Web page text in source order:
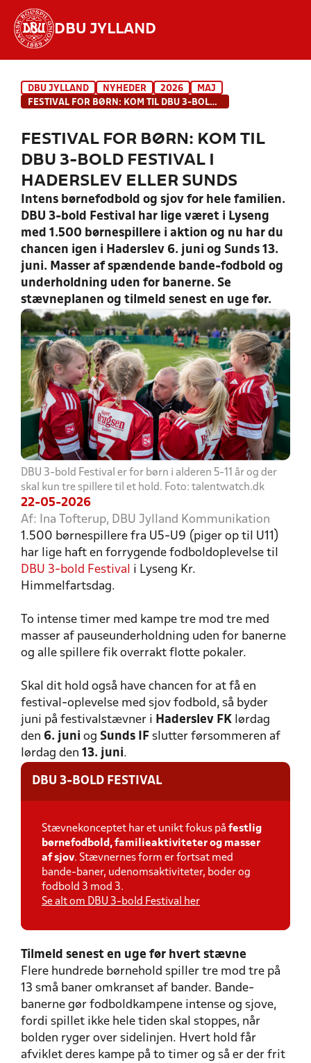
DBU JYLLAND
INDHOLD OG NYHEDER
HOLD
DBU JYLLAND NYHEDER 2026
MAJ
FESTIVAL FOR BØRN: KOM TIL DBU 3-BOLD FESTIVAL I HADERSLEV ELLER SUNDS
FESTIVAL FOR BØRN: KOM TIL
DBU 3-BOLD FESTIVAL I
HADERSLEV ELLER SUNDS
Intens børnefodbold og sjov for hele familien.
DBU 3-bold Festival har lige været i Lyseng
med 1.500 børnespillere i aktion og nu har du
chancen igen i Haderslev 6. juni og Sunds 13.
juni. Masser af spændende bande-fodbold og
underholdning uden for banerne. Se
stævneplanen og tilmeld senest en uge før.
DBU 3-bold Festival er for børn i alderen 5-11 år og der
skal kun tre spillere til et hold. Foto: talentwatch.dk
22-05-2026
Af: Ina Tofterup, DBU Jylland Kommunikation
1.500 børnespillere fra U5-U9 (piger op til U11)
har lige haft en forrygende fodboldoplevelse til
DBU 3-bold Festival
i Lyseng Kr.
Himmelfartsdag.
To intense timer med kampe tre mod tre med
masser af pauseunderholdning uden for banerne
og alle spillere fik overrakt flotte pokaler.
Skal dit hold også have chancen for at få en
festival-oplevelse med sjov fodbold, så byder
juni på festivalstævner i Haderslev FK lørdag
den 6. juni og Sunds IF slutter førsommeren af
lørdag den 13. juni.
DBU 3-BOLD FESTIVAL
Stævnekonceptet har et unikt fokus på festlig
børnefodbold, familieaktiviteter og masser
af sjov. Stævnernes form er fortsat med
bande-baner, udenomsaktiviteter, boder og
fodbold 3 mod 3.
Se alt om DBU 3-bold Festival her
Tilmeld senest en uge før hvert stævne
Flere hundrede børnehold spiller tre mod tre på
13 små baner omkranset af bander. Bande-
banerne gør fodboldkampene intense og sjove,
fordi spillet ikke hele tiden skal stoppes, når
bolden ryger over sidelinjen. Hvert hold får
afviklet deres kampe på to timer og så er der frit